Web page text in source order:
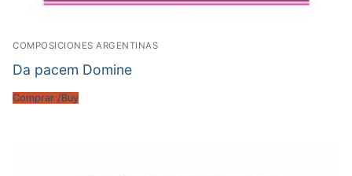
COMPOSICIONES ARGENTINAS
Da pacem Domine
Comprar /Buy